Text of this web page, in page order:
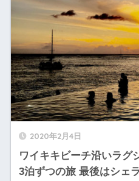
2020年2月4日
ワイキキビーチ沿いラグ
3泊ずつの旅 最後はシェ